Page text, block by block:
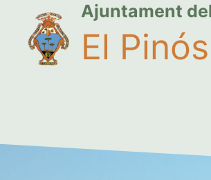
Ajuntament
El